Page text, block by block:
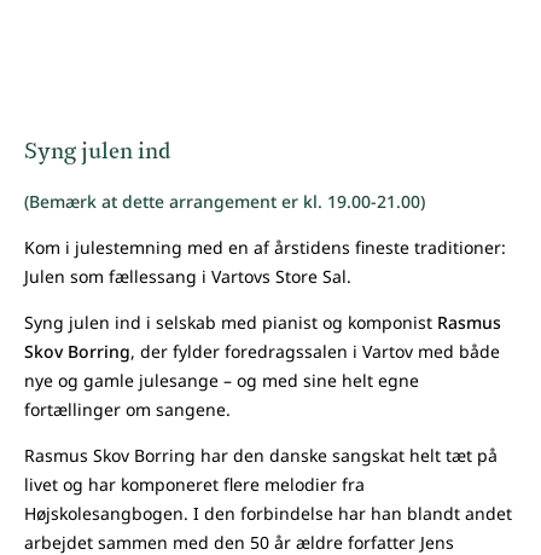
Syng julen ind
(Bemærk at dette arrangement er kl. 19.00-21.00)
Kom i julestemning med en af årstidens fineste traditioner:
Julen som fællessang i Vartovs Store Sal.
Syng julen ind i selskab med pianist og komponist Rasmus
Skov Borring, der fylder foredragssalen i Vartov med både
nye og gamle julesange – og med sine helt egne
fortællinger om sangene.
Rasmus Skov Borring har den danske sangskat helt tæt på
livet og har komponeret flere melodier fra
Højskolesangbogen. I den forbindelse har han blandt andet
arbejdet sammen med den 50 år ældre forfatter Jens